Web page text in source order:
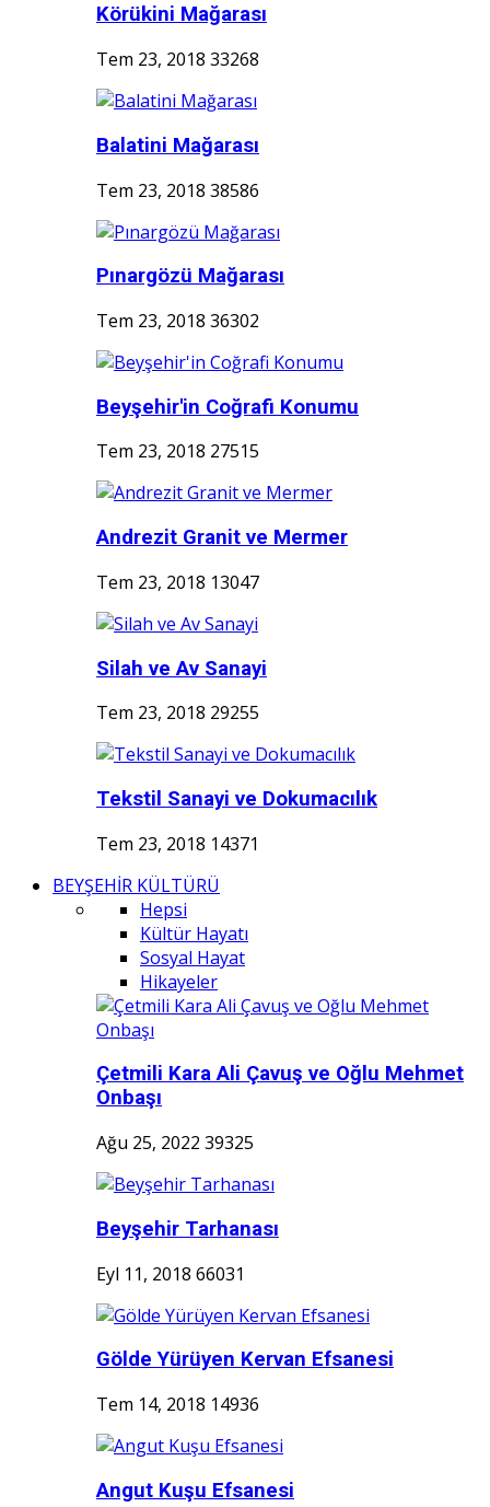
Körükini Mağarası
Tem 23, 2018 33268
Balatini Mağarası
Tem 23, 2018 38586
Pınargözü Mağarası
Tem 23, 2018 36302
Beyşehir'in Coğrafi Konumu
Tem 23, 2018 27515
Andrezit Granit ve Mermer
Tem 23, 2018 13047
Silah ve Av Sanayi
Tem 23, 2018 29255
Tekstil Sanayi ve Dokumacılık
Tem 23, 2018 14371
BEYŞEHİR KÜLTÜRÜ
Hepsi
Kültür Hayatı
Sosyal Hayat
Hikayeler
Çetmili Kara Ali Çavuş ve Oğlu Mehmet
Onbaşı
Ağu 25, 2022 39325
Beyşehir Tarhanası
Eyl 11, 2018 66031
Gölde Yürüyen Kervan Efsanesi
Tem 14, 2018 14936
Angut Kuşu Efsanesi